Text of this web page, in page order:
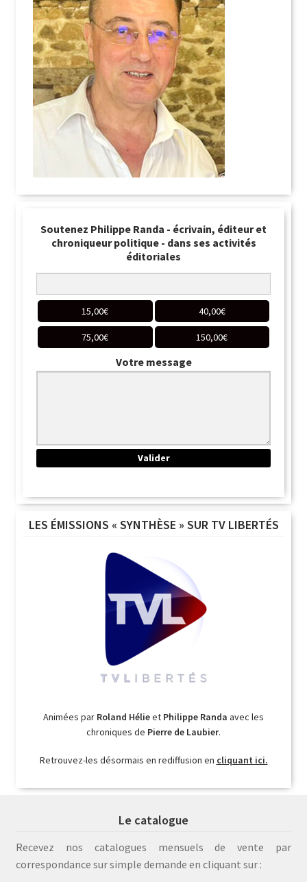
Soutenez Philippe Randa - écrivain, éditeur et
chroniqueur politique - dans ses activités
éditoriales
15,00€ 40,00€
75,00€ 150,00€
Votre message
LES ÉMISSIONS « SYNTHÈSE » SUR TV LIBERTÉS
Animées par Roland Hélieet Philippe Randa avec les
chroniques de Pierre de Laubier.
Retrouvez-les désormais en rediffusion en cliquant ici.
Le catalogue
Recevez nos catalogues mensuels de vente par
correspondance sur simple demande en cliquant sur :